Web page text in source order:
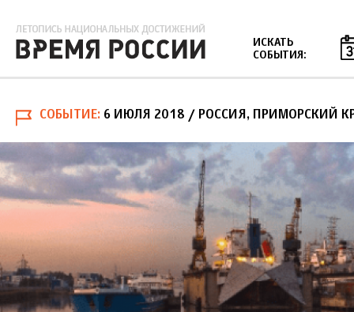
ИСКАТЬ
СОБЫТИЯ:
СОБЫТИЕ 6 ИЮЛЯ 2018 / РОССИЯ, ПРИМОРСКИЙ